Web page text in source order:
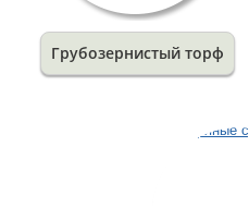
Грубозернистый торф